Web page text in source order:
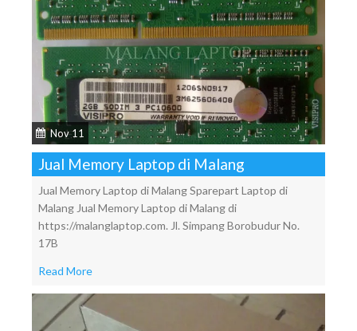
Nov 11
Jual Memory Laptop di Malang
Jual Memory Laptop di Malang Sparepart Laptop di
Malang Jual Memory Laptop di Malang di
https://malanglaptop.com. Jl. Simpang Borobudur No.
17B
Read More